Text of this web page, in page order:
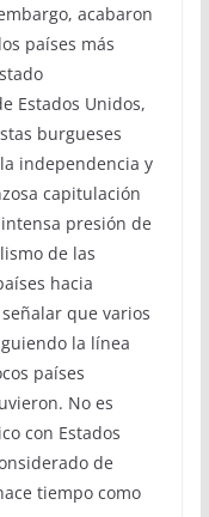
acabaron
países más
Estados Unidos,
burgueses
independencia y
capitulación
presión de
de las
hacia
que varios
la línea
países
No es
con Estados
de
tiempo como